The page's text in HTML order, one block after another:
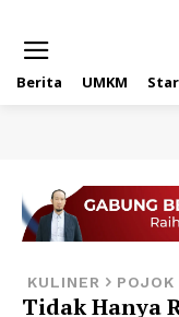
Berita UMKM
KULINER POJOK
Tidak Hanya